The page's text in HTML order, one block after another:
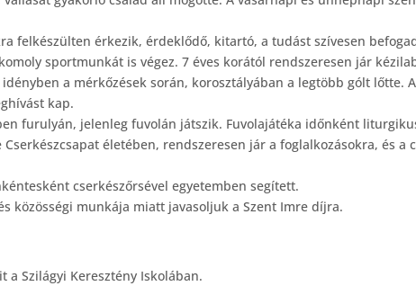
felkészülten érkezik, érdeklődő, kitartó, a tudást szívesen
sportmunkát is végez. 7 éves korától rendszeresen jár
a mérkőzések során, korosztályában a legtöbb gólt lőtte.
kap.
furulyán, jelenleg fuvolán játszik. Fuvolajátéka időnként
Cserkészcsapat életében, rendszeresen jár a foglalkozásokra, és
cserkészőrsével egyetemben segített.
közösségi munkája miatt javasoljuk a Szent Imre díjra.
a Szilágyi Keresztény Iskolában.